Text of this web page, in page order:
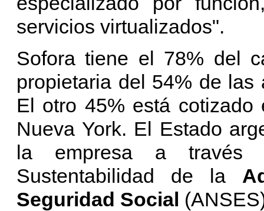
servicios virtualizados".
Sofora tiene el 78% del
propietaria del 54% de
El otro 45% está
Nueva York. El Estado
la empresa a través
Sustentabilidad de la
Seguridad Social